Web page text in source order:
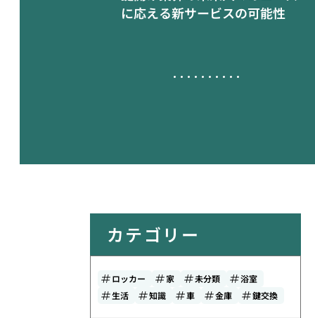
に応える新サービスの可能性
カテゴリー
ロッカー 家 未分類
浴室
生活
知識 車 金庫 鍵交換